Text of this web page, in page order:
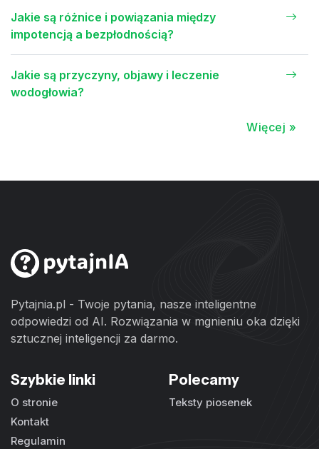
Jakie są różnice i powiązania między
impotencją a bezpłodnością?
Jakie są przyczyny, objawy i leczenie
wodogłowia?
Więcej »
Pytajnia.pl - Twoje pytania, nasze inteligentne
odpowiedzi od AI. Rozwiązania w mgnieniu oka dzięki
sztucznej inteligencji za darmo.
Szybkie linki
O stronie
Kontakt
Regulamin
Polecamy
Teksty piosenek